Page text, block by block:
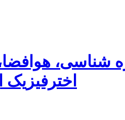
شناسی،
اخترفیزیک